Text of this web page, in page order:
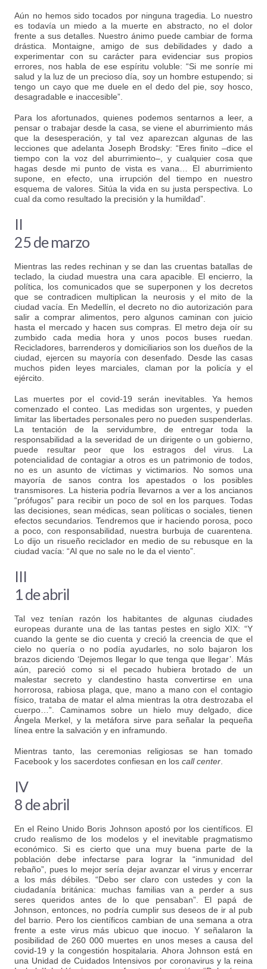
Aún no hemos sido tocados por ninguna tragedia. Lo nuestro
es todavía un miedo a la muerte en abstracto, no el dolor
frente a sus detalles. Nuestro ánimo puede cambiar de forma
drástica. Montaigne, amigo de sus debilidades y dado a
experimentar con su carácter para evidenciar sus propios
errores, nos habla de ese espíritu voluble: “Si me sonríe mi
salud y la luz de un precioso día, soy un hombre estupendo; si
tengo un cayo que me duele en el dedo del pie, soy hosco,
desagradable e inaccesible”.
Para los afortunados, quienes podemos sentarnos a leer, a
pensar o trabajar desde la casa, se viene el aburrimiento más
que la desesperación, y tal vez aparezcan algunas de las
lecciones que adelanta Joseph Brodsky: “Eres finito –dice el
tiempo con la voz del aburrimiento–, y cualquier cosa que
hagas desde mi punto de vista es vana… El aburrimiento
supone, en efecto, una irrupción del tiempo en nuestro
esquema de valores. Sitúa la vida en su justa perspectiva. Lo
cual da como resultado la precisión y la humildad”.
II
25 de marzo
Mientras las redes rechinan y se dan las cruentas batallas de
teclado, la ciudad muestra una cara apacible. El encierro, la
política, los comunicados que se superponen y los decretos
que se contradicen multiplican la neurosis y el mito de la
ciudad vacía. En Medellín, el decreto no dio autorización para
salir a comprar alimentos, pero algunos caminan con juicio
hasta el mercado y hacen sus compras. El metro deja oír su
zumbido cada media hora y unos pocos buses ruedan.
Recicladores, barrenderos y domiciliarios son los dueños de la
ciudad, ejercen su mayoría con desenfado. Desde las casas
muchos piden leyes marciales, claman por la policía y el
ejército.
Las muertes por el covid-19 serán inevitables. Ya hemos
comenzado el conteo. Las medidas son urgentes, y pueden
limitar las libertades personales pero no pueden suspenderlas.
La tentación de la servidumbre, de entregar toda la
responsabilidad a la severidad de un dirigente o un gobierno,
puede resultar peor que los estragos del virus. La
potencialidad de contagiar a otros es un patrimonio de todos,
no es un asunto de víctimas y victimarios. No somos una
mayoría de sanos contra los apestados o los posibles
transmisores. La histeria podría llevarnos a ver a los ancianos
“prófugos” para recibir un poco de sol en los parques. Todas
las decisiones, sean médicas, sean políticas o sociales, tienen
efectos secundarios. Tendremos que ir haciendo porosa, poco
a poco, con responsabilidad, nuestra burbuja de cuarentena.
Lo dijo un risueño reciclador en medio de su rebusque en la
ciudad vacía: “Al que no sale no le da el viento”.
III
1 de abril
Tal vez tenían razón los habitantes de algunas ciudades
europeas durante una de las tantas pestes en siglo XIX: “Y
cuando la gente se dio cuenta y creció la creencia de que el
cielo no quería o no podía ayudarles, no solo bajaron los
brazos diciendo ‘Dejemos llegar lo que tenga que llegar’. Más
aún, pareció como si el pecado hubiera brotado de un
malestar secreto y clandestino hasta convertirse en una
horrorosa, rabiosa plaga, que, mano a mano con el contagio
físico, trataba de matar el alma mientras la otra destrozaba el
cuerpo…”. Caminamos sobre un hielo muy delgado, dice
Ángela Merkel, y la metáfora sirve para señalar la pequeña
línea entre la salvación y en inframundo.
Mientras tanto, las ceremonias religiosas se han tomado
Facebook y los sacerdotes confiesan en loscall center
IV
8 de abril
En el Reino Unido Boris Johnson apostó por los científicos. El
crudo realismo de los modelos y el inevitable pragmatismo
económico. Si es cierto que una muy buena parte de la
población debe infectarse para lograr la “inmunidad del
rebaño”, pues lo mejor sería dejar avanzar el virus y encerrar
a los más débiles. “Debo ser claro con ustedes y con la
ciudadanía británica: muchas familias van a perder a sus
seres queridos antes de lo que pensaban”. El papá de
Johnson, entonces, no podría cumplir sus deseos de ir al pub
del barrio. Pero los científicos cambian de una semana a otra
frente a este virus más ubicuo que inocuo. Y señalaron la
posibilidad de 260 000 muertes en unos meses a causa del
covid-19 y la congestión hospitalaria. Ahora Johnson está en
una Unidad de Cuidados Intensivos por coronavirus y la reina